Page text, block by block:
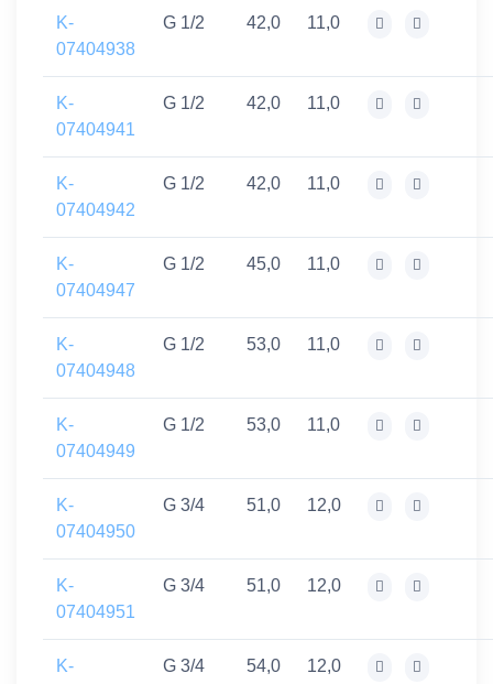
K-
07404938
G 1/2 42,0 11,0
K-
07404941
G 1/2 42,0 11,0
K-
07404942
G 1/2 42,0 11,0
K-
07404947
G 1/2 45,0 11,0
K-
07404948
G 1/2 53,0 11,0
K-
07404949
G 1/2 53,0 11,0
K-
07404950
G 3/4 51,0 12,0
K-
07404951
G 3/4 51,0 12,0
K-
G 3/4 54,0 12,0